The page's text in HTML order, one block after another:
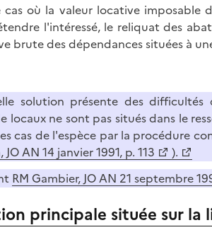
cas où la valeur locative
l'intéressé, le reliquat des
brute des dépendances situées à
solution présente des
locaux ne sont pas situés dans le
cas de l'espèce par la procédure
JO AN 14 janvier 1991, p. 113
).
RM Gambier, JO AN 21 septembre
principale située sur